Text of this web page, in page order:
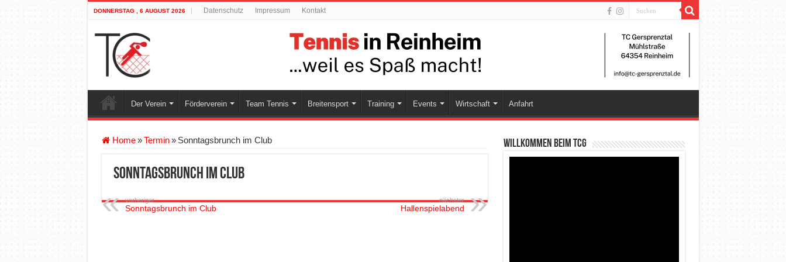
DONNERSTAG , 6 AUGUST 2026 Datenschutz Impressum Kontakt
Der Verein Förderverein Team Tennis Breitensport Training Events Wirtschaft Anfahrt
Home » Termin » Sonntagsbrunch im Club
Sonntagsbrunch im Club
vorheriger
Sonntagsbrunch im Club
nächster
Hallenspielabend
Willkommen beim TCG